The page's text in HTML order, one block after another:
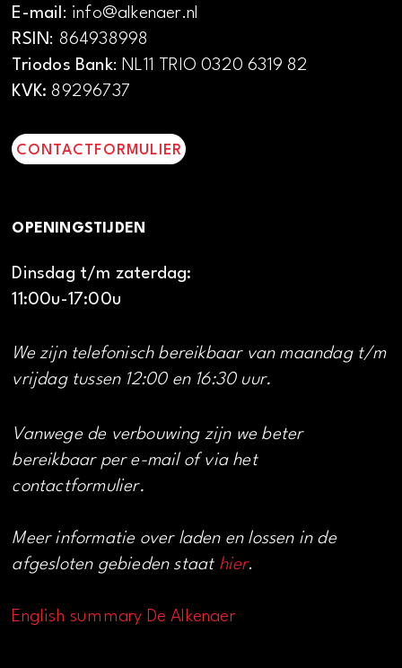
E-mail: info@alkenaer.nl
RSIN: 864938998
Triodos Bank: NL11 TRIO 0320 6319 82
KVK: 89296737
CONTACTFORMULIER
OPENINGSTIJDEN
Dinsdag t/m zaterdag:
11:00u-17:00u
We zijn telefonisch bereikbaar van maandag t/m
vrijdag tussen 12:00 en 16:30 uur.
Vanwege de verbouwing zijn we beter
bereikbaar per e-mail of via het
contactformulier.
Meer informatie over laden en lossen in de
afgesloten gebieden staat hier.
English summary De Alkenaer